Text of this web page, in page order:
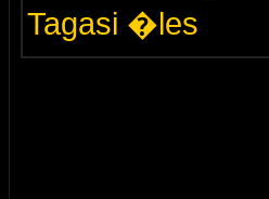
Tagasi �les